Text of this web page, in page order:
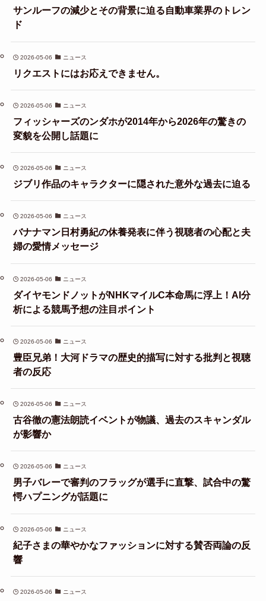
サンルーフの減少とその背景に迫る自動車業界のトレン
ド
2026-05-06 ニュース
リクエストにはお応えできません。
2026-05-06 ニュース
フィッシャーズのンダホが2014年から2026年の驚きの
変貌を公開し話題に
2026-05-06 ニュース
ジブリ作品のキャラクターに隠された意外な過去に迫る
2026-05-06 ニュース
バナナマン日村勇紀の休養発表に伴う視聴者の心配と夫
婦の愛情メッセージ
2026-05-06 ニュース
ダイヤモンドノットがNHKマイルC本命馬に浮上！AI分
析による競馬予想の注目ポイント
2026-05-06 ニュース
豊臣兄弟！大河ドラマの歴史的描写に対する批判と視聴
者の反応
2026-05-06 ニュース
古谷徹の憲法朗読イベントが物議、過去のスキャンダル
が影響か
2026-05-06 ニュース
男子バレーで審判のフラッグが選手に直撃、試合中の驚
愕ハプニングが話題に
2026-05-06 ニュース
紀子さまの華やかなファッションに対する賛否両論の反
響
2026-05-06 ニュース